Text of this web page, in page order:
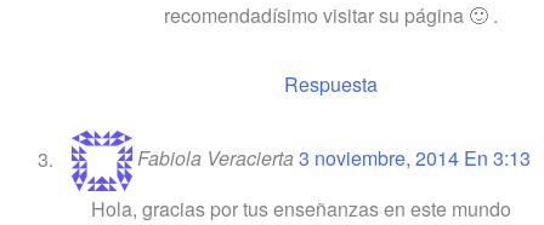
recomendadísimo visitar su página 🙂 .
Respuesta
Fabiola Veracierta 3 noviembre, 2014 En 3:13
Hola, gracias por tus enseñanzas en este mundo